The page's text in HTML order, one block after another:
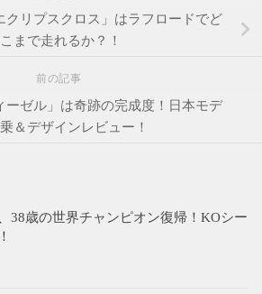
クリプスクロス」はラフロードでど
こまで走れるか？！
前の記事
ーゼル」は奇跡の完成度！日本モデ
＆デザインレビュー！
38歳の世界チャンピオン復帰！KOシー